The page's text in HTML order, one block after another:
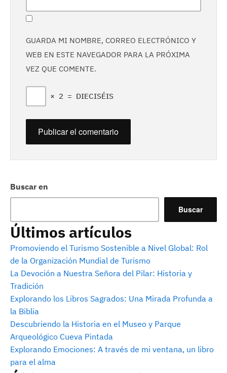
Buscar en
Buscar
Últimos artículos
Promoviendo el Turismo Sostenible a Nivel Global: Rol
de la Organización Mundial de Turismo
La Devoción a Nuestra Señora del Pilar: Historia y
Tradición
Explorando los Libros Sagrados: Una Mirada Profunda a
la Biblia
Descubriendo la Historia en el Museo y Parque
Arqueológico Cueva Pintada
Explorando Emociones: A través de mi ventana, un libro
para el alma
GUARDA MI NOMBRE, CORREO ELECTRÓNICO Y
WEB EN ESTE NAVEGADOR PARA LA PRÓXIMA
VEZ QUE COMENTE.
× 2 = DIECISÉIS